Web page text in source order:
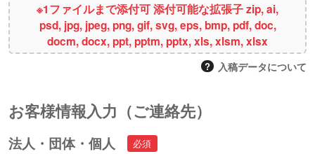
※1ファイルまで添付可 添付可能な拡張子 zip, ai,
psd, jpg, jpeg, png, gif, svg, eps, bmp, pdf, doc,
docm, docx, ppt, pptm, pptx, xls, xlsm, xlsx
入稿データについて
お客様情報⼊⼒（ご連絡先）
法人・団体・個人